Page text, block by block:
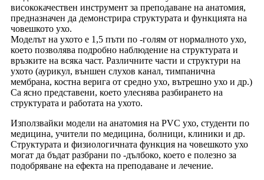
висококачествен инструмент за преподаване на анатомия,
предназначен да демонстрира структурата и функцията на
човешкото ухо.
Моделът на ухото е 1,5 пъти по -голям от нормалното ухо,
което позволява подробно наблюдение на структурата и
връзките на всяка част. Различните части и структури на
ухото (аурикул, външен слухов канал, тимпанична
мембрана, костна верига от средно ухо, вътрешно ухо и др.)
Са ясно представени, което улеснява разбирането на
структурата и работата на ухото.
Използвайки модели на анатомия на PVC ухо, студенти по
медицина, учители по медицина, болници, клиники и др.
Структурата и физиологичната функция на човешкото ухо
могат да бъдат разбрани по -дълбоко, което е полезно за
подобряване на ефекта на преподаване и лечение.